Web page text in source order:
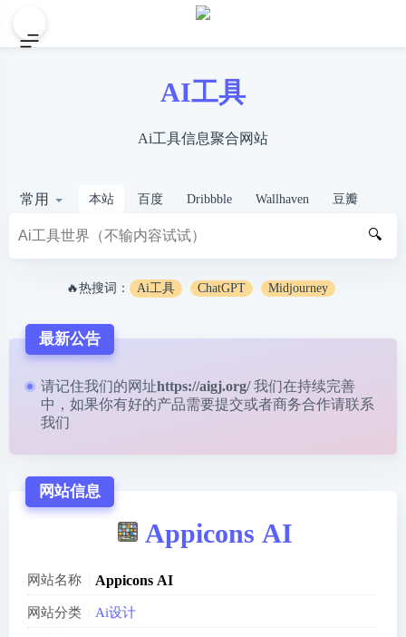
AI工具
Ai工具信息聚合网站
常用 本站 百度 Dribbble Wallhaven 豆瓣
🔍
🔥热搜词： Ai工具 ChatGPT Midjourney
最新公告
请记住我们的网址https://aigj.org/ 我们在持续完善
中，如果你有好的产品需要提交或者商务合作请联系
我们
网站信息
Appicons AI
网站名称 Appicons AI
网站分类 Ai设计